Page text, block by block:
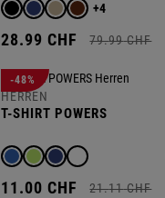
+4
28.99 CHF 79.99 CHF
HERREN
T-SHIRT POWERS
11.00 CHF 21.11 CHF
-48%